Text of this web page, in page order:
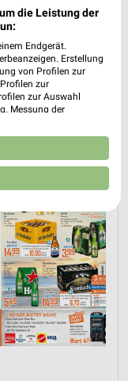
OBST & GEMÜSE
die Leistung der
Endgerät.
Erstellung
von Profilen zur
zur
zur Auswahl
Messung der
Entwicklung und
Daten zur Auswahl
und in die
von